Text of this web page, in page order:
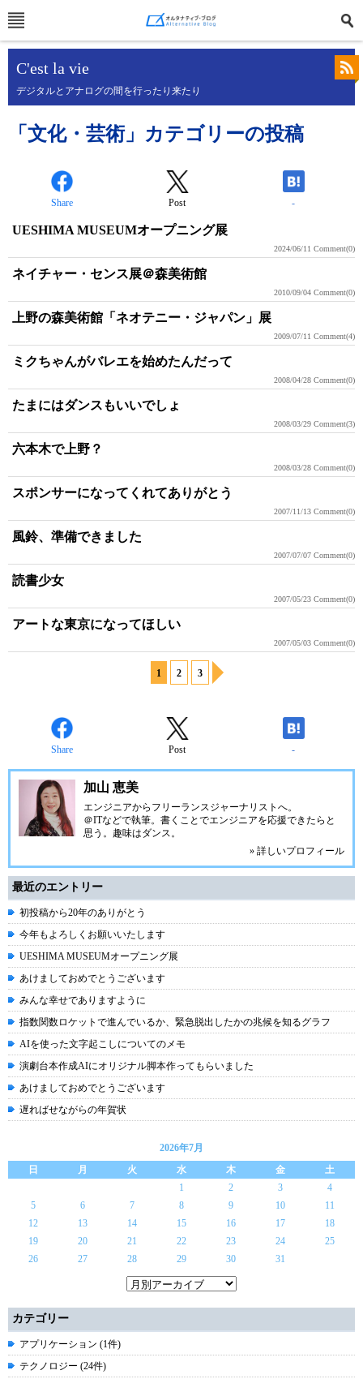
C'est la vie
デジタルとアナログの間を行ったり来たり
「文化・芸術」カテゴリーの投稿
Share Post -
UESHIMA MUSEUMオープニング展
2024/06/11 Comment(0)
ネイチャー・センス展＠森美術館
2010/09/04 Comment(0)
上野の森美術館「ネオテニー・ジャパン」展
2009/07/11 Comment(4)
ミクちゃんがバレエを始めたんだって
2008/04/28 Comment(0)
たまにはダンスもいいでしょ
2008/03/29 Comment(3)
六本木で上野？
2008/03/28 Comment(0)
スポンサーになってくれてありがとう
2007/11/13 Comment(0)
風鈴、準備できました
2007/07/07 Comment(0)
読書少女
2007/05/23 Comment(0)
アートな東京になってほしい
2007/05/03 Comment(0)
1 2 3
Share Post -
加山 恵美
エンジニアからフリーランスジャーナリストへ。
＠ITなどで執筆。書くことでエンジニアを応援できたらと
思う。趣味はダンス。
» 詳しいプロフィール
最近のエントリー
初投稿から20年のありがとう
今年もよろしくお願いいたします
UESHIMA MUSEUMオープニング展
あけましておめでとうございます
みんな幸せでありますように
指数関数ロケットで進んでいるか、緊急脱出したかの兆候を知るグラフ
AIを使った文字起こしについてのメモ
演劇台本作成AIにオリジナル脚本作ってもらいました
あけましておめでとうございます
遅ればせながらの年賀状
2026年7月
日
月 火 水 木 金
土
1
2 3
4
5
6 7 8 9 10
11
12
13 14 15 16 17
18
19
20 21 22 23 24
25
26
27 28 29 30 31
カテゴリー
アプリケーション (1件)
テクノロジー (24件)